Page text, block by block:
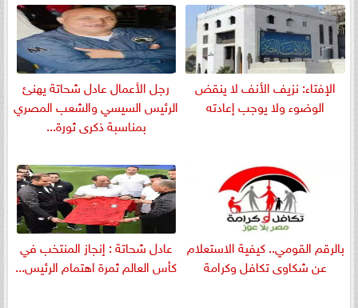
الإفتاء: نزيف الأنف لا ينقض
الوضوء ولا يوجب إعادته
رجل الأعمال عادل شحاتة يهنئ
الرئيس السيسي والشعب المصري
بمناسبة ذكرى ثورة...
بالرقم القومي.. كيفية الاستعلام
عن شكاوى تكافل وكرامة
عادل شحاتة : إنجاز المنتخب في
كأس العالم ثمرة اهتمام الرئيس...